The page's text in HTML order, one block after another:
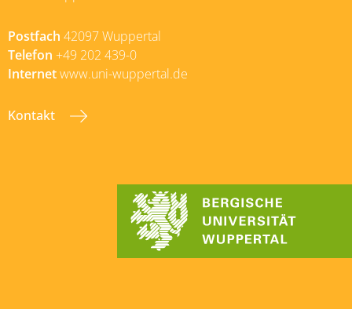
Postfach 42097 Wuppertal
Telefon +49 202 439-0
Internetwww.uni-wuppertal.de
Kontakt